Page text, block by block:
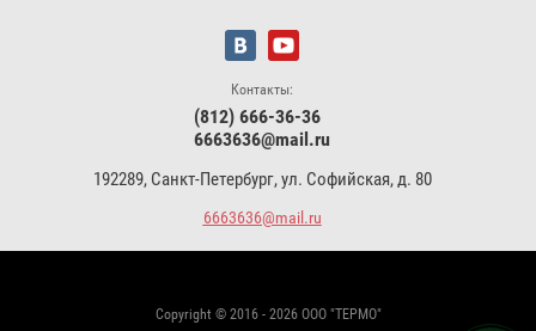
Контакты:
(812) 666-36-36
6663636@mail.ru
192289, Санкт-Петербург, ул. Софийская, д. 80
6663636@mail.ru
Copyright © 2016 - 2026 ООО "ТЕРМО"